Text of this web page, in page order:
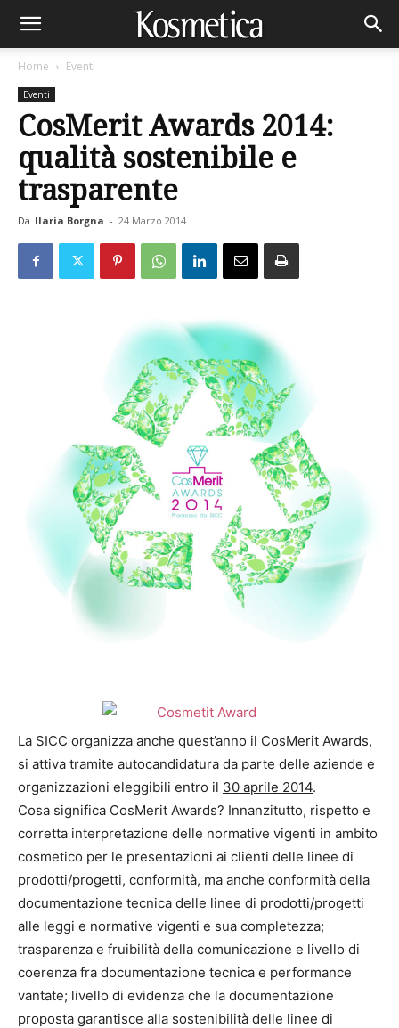
Home Eventi
Eventi
CosMerit Awards 2014:
qualità sostenibile e
trasparente
Da Ilaria Borgna - 24 Marzo 2014
La SICC organizza anche quest’anno il CosMerit Awards,
si attiva tramite autocandidatura da parte delle aziende e
organizzazioni eleggibili entro il 30 aprile 2014.
Cosa significa CosMerit Awards? Innanzitutto, rispetto e
corretta interpretazione delle normative vigenti in ambito
cosmetico per le presentazioni ai clienti delle linee di
prodotti/progetti, conformità, ma anche conformità della
documentazione tecnica delle linee di prodotti/progetti
alle leggi e normative vigenti e sua completezza;
trasparenza e fruibilità della comunicazione e livello di
coerenza fra documentazione tecnica e performance
vantate; livello di evidenza che la documentazione
proposta garantisce alla sostenibilità delle linee di